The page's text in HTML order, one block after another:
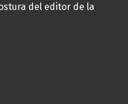
del editor de la